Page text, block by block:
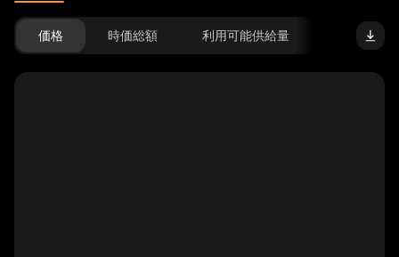
価格 時価総額 利用可能供給量